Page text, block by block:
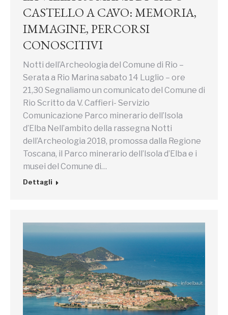
CASTELLO A CAVO: MEMORIA,
IMMAGINE, PERCORSI
CONOSCITIVI
Notti dell’Archeologia del Comune di Rio –
Serata a Rio Marina sabato 14 Luglio – ore
21,30 Segnaliamo un comunicato del Comune di
Rio Scritto da V. Caffieri- Servizio
Comunicazione Parco minerario dell’Isola
d’Elba Nell’ambito della rassegna Notti
dell’Archeologia 2018, promossa dalla Regione
Toscana, il Parco minerario dell’Isola d’Elba e i
musei del Comune di…
Dettagli